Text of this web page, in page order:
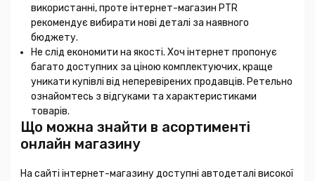
використанні, проте інтернет-магазин PTR
рекомендує вибирати нові деталі за наявного
бюджету.
Не слід економити на якості. Хоч інтернет пропонує
багато доступних за ціною комплектуючих, краще
уникати купівлі від неперевірених продавців. Ретельно
ознайомтесь з відгуками та характеристиками
товарів.
Що можна знайти в асортименті
онлайн магазину
На сайті інтернет-магазину доступні автодеталі високої